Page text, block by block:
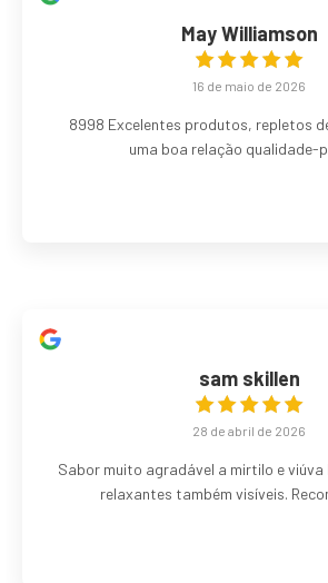
May Williamson
16 de maio de 2026
8998 Excelentes produtos, repletos
uma boa relação qualidade-
sam skillen
28 de abril de 2026
Sabor muito agradável a mirtilo e viúva
relaxantes também visíveis.